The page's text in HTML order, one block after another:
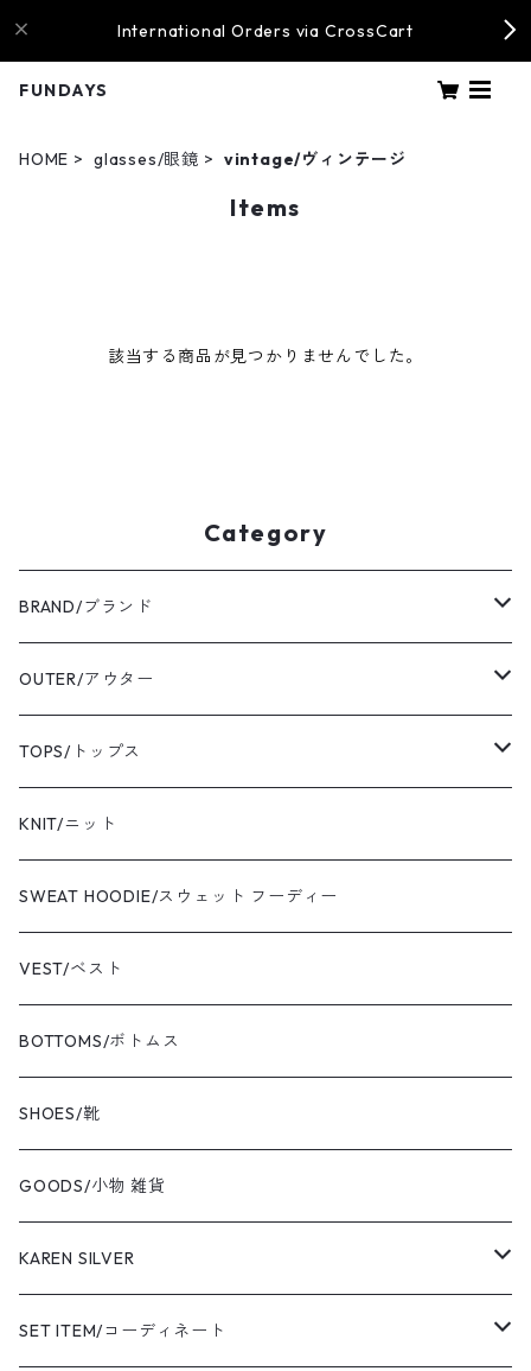
International Orders via CrossCart
FUNDAYS
HOME glasses/眼鏡 vintage/ヴィンテージ
Items
該当する商品が見つかりませんでした。
Category
BRAND/ブランド
ordinary fits/オーディナリーフィッツ
sassafras/ササフラス
yonetomi/ヨネトミ
newbalance/ニューバランス
champion/チャンピオン
VIBAe/ヴィバ
BOKU HA TANOSII/ボクハタノシイ
NOT OEM/ノットオーイーエム
cooperstown/クーパーズタウン
adidas/アディダス
OUTER/アウター
coat/コート
blouson/ブルゾン
jacket/ジャケット
TOPS/トップス
shirt/シャツ
T-shirt/Tシャツ
sweat/スウェット
KNIT/ニット
SWEAT HOODIE/スウェット フーディー
VEST/ベスト
BOTTOMS/ボトムス
SHOES/靴
GOODS/小物 雑貨
KAREN SILVER
necklace
SET ITEM/コーディネート